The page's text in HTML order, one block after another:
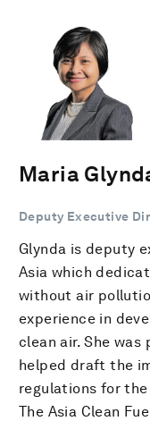
Maria
Deputy Executive
Glynda is deputy
Asia which
without air
experience in
clean air. She
helped draft the
regulations for the
The Asia Clean